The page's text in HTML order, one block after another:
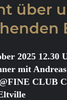
über
2025 12.30
mit
CLUB